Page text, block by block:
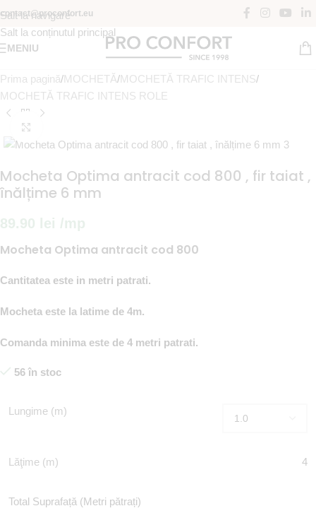
Salt la navigare
Salt la conținutul principal
contact@proconfort.eu
MENIU
Prima pagină/MOCHETĂ/MOCHETĂ TRAFIC INTENS/
MOCHETĂ TRAFIC INTENS ROLE
Mocheta Optima antracit cod 800 , fir taiat ,
înălțime 6 mm
Mocheta Optima antracit cod 800
Cantitatea este in metri patrati.
Mocheta este la latime de 4m.
Comanda minima este de 4 metri patrati.
56 în stoc
Lungime (m)
Lăţime (m) 4
Total Suprafață (Metri pătrați)